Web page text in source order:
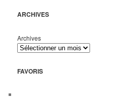
ARCHIVES
Archives
FAVORIS